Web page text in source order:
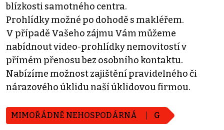
blízkosti samotného centra.
Prohlídky možné po dohodě s makléřem.
V případě Vašeho zájmu Vám můžeme
nabídnout video-prohlídky nemovitostí v
přímém přenosu bez osobního kontaktu.
Nabízíme možnost zajištění pravidelného či
nárazového úklidu naší úklidovou firmou.
MIMOŘÁDNĚ NEHOSPODÁRNÁ G